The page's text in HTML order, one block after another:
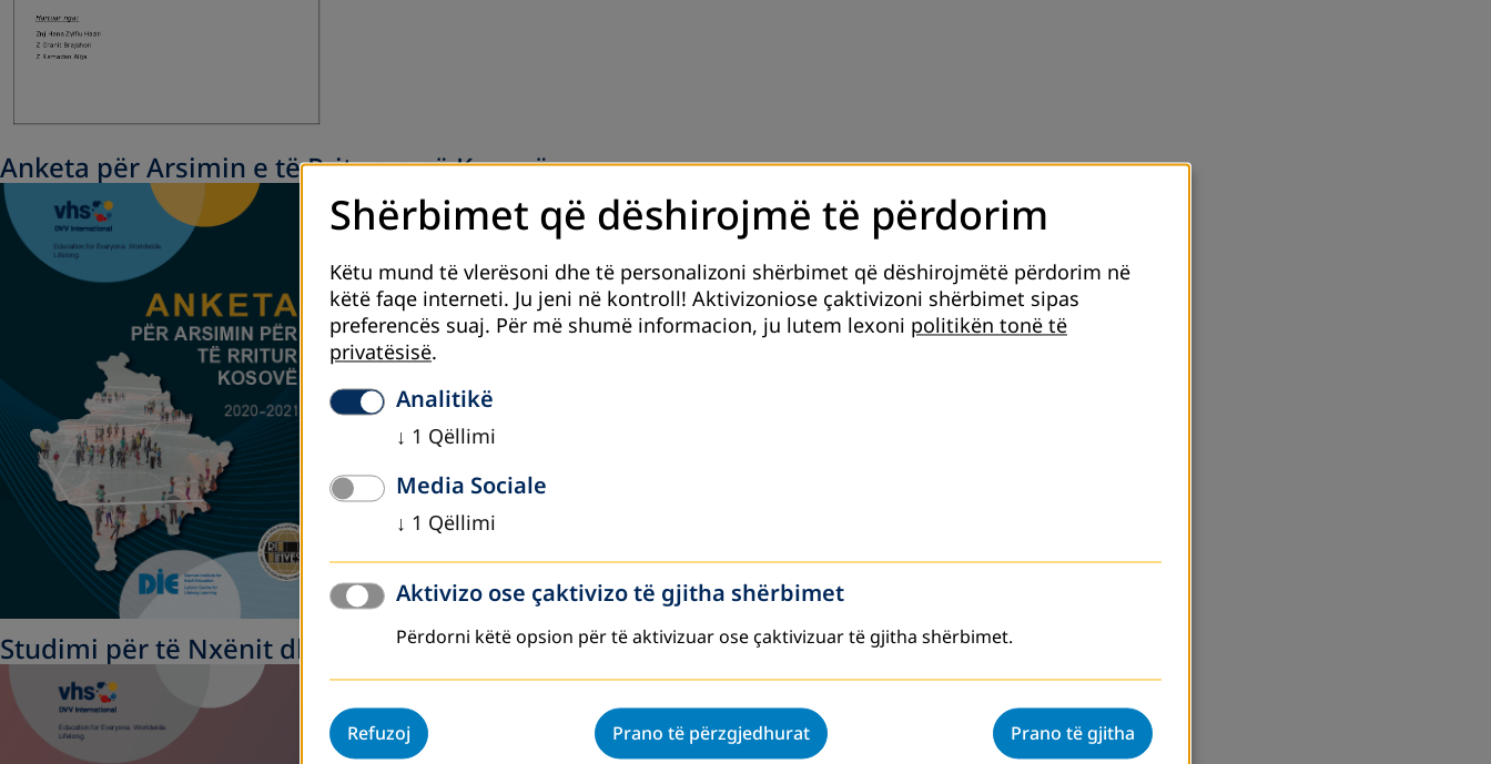
Anketa për Arsimin e të Rriturve në Kosovë
Studimi për të Nxënit dhe Arsimin për të Rritur në Kosovë
Shërbimet që dëshirojmë të përdorim
Këtu mund të vlerësoni dhe të personalizoni shërbimet që dëshirojmëtë përdorim në
këtë faqe interneti. Ju jeni në kontroll! Aktivizoniose çaktivizoni shërbimet sipas
preferencës suaj. Për më shumë informacion, ju lutem lexoni politikën tonë të
privatësisë.
Analitikë
↓ 1 Qëllimi
Media Sociale
↓ 1 Qëllimi
Aktivizo ose çaktivizo të gjitha shërbimet
Përdorni këtë opsion për të aktivizuar ose çaktivizuar të gjitha shërbimet.
Refuzoj Prano të përzgjedhurat Prano të gjitha